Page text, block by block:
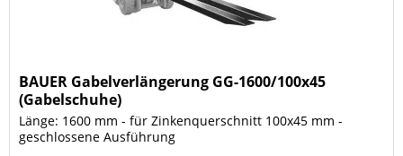
BAUER Gabelverlängerung GG-1600/100x45
(Gabelschuhe)
Länge: 1600 mm - für Zinkenquerschnitt 100x45 mm -
geschlossene Ausführung